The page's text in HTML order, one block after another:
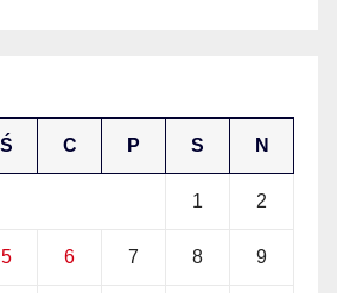
Ś C P S N
1 2
5 6 7 8 9